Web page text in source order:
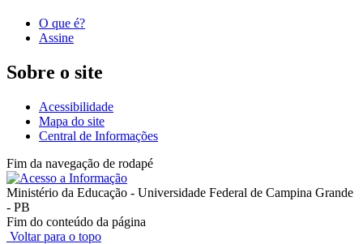
O que é?
Assine
Sobre o site
Acessibilidade
Mapa do site
Central de Informações
Fim da navegação de rodapé
Ministério da Educação - Universidade Federal de Campina Grande
- PB
Fim do conteúdo da página
Voltar para o topo